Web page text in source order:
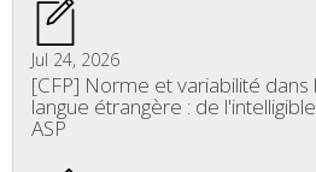
Jul 24, 2026
[CFP] Norme et variabilité
langue étrangère : de
ASP